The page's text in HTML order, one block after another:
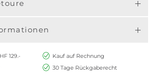
129.-
Kauf auf Rechnung
30 Tage Rückgaberecht